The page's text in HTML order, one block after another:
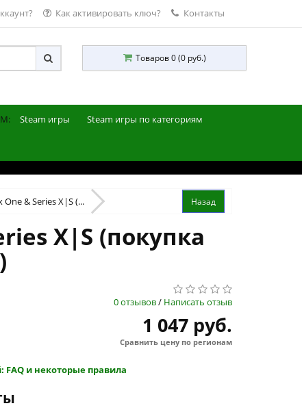
Как активировать ключ? Контакты
Товаров 0 (0 руб.)
Steam игры Steam игры по категориям
& Series X|S (...
X|S (покупка
0 отзывов/ Написать отзыв
1 047 руб.
Сравнить цену по регионам
FAQ и некоторые правила